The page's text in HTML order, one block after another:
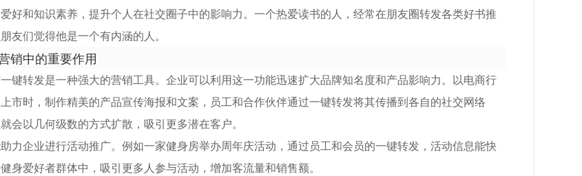
好和知识素养，提升个人在社交圈子中的影响力。一个热爱读书的人，经常在朋友圈转发各类好书推
友们觉得他是一个有内涵的人。
销中的重要作用
键转发是一种强大的营销工具。企业可以利用这一功能迅速扩大品牌知名度和产品影响力。以电商行
市时，制作精美的产品宣传海报和文案，员工和合作伙伴通过一键转发将其传播到各自的社交网络
会以几何级数的方式扩散，吸引更多潜在客户。
力企业进行活动推广。例如一家健身房举办周年庆活动，通过员工和会员的一键转发，活动信息能快
身爱好者群体中，吸引更多人参与活动，增加客流量和销售额。